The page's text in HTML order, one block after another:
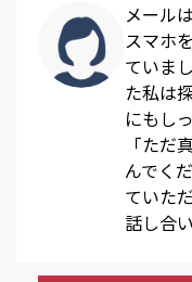
メール
スマホ
ていま
た私は
にもし
「ただ
んでく
ていた
話し合